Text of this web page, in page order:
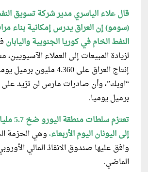
قال علاء الياسري مدير شركة تسويق
(سومو) إن العراق يدرس إمكانية بناء
النفط الخام في كوريا الجنوبية واليابان
لزيادة المبيعات إلى العملاء الآسيويين،
إنتاج العراق على 4.360
برميل يوميا.
تعتزم
إلى اليونان اليوم الأربعاء،وهي الحزمة
وافق عليها صندوق الانقاذ المالي
الماضي.